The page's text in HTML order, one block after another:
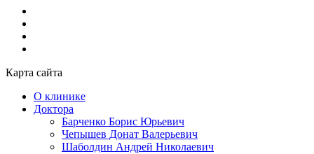
Карта сайта
О клинике
Доктора
Барченко Борис Юрьевич
Чепышев Донат Валерьевич
Шаболдин Андрей Николаевич